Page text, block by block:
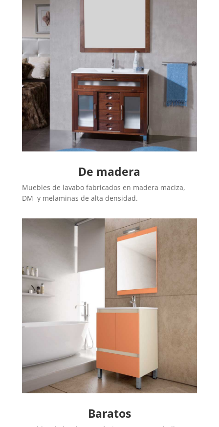
De madera
Muebles de lavabo fabricados en madera maciza,
DM y melaminas de alta densidad.
Baratos